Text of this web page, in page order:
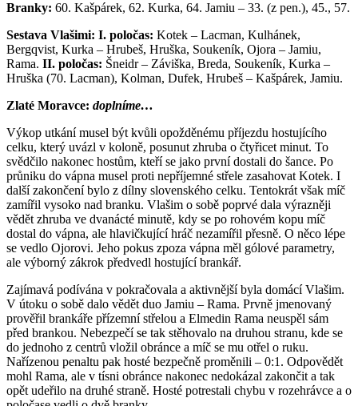
Branky: 60. Kašpárek, 62. Kurka, 64. Jamiu – 33. (z pen.), 45., 57.
Sestava Vlašimi: I. poločas: Kotek – Lacman, Kulhánek,
Bergqvist, Kurka – Hrubeš, Hruška, Soukeník, Ojora – Jamiu,
Rama. II. poločas: Šneidr – Záviška, Breda, Soukeník, Kurka –
Hruška (70. Lacman), Kolman, Dufek, Hrubeš – Kašpárek, Jamiu.
Zlaté Moravce: doplníme…
Výkop utkání musel být kvůli opožděnému příjezdu hostujícího
celku, který uvázl v koloně, posunut zhruba o čtyřicet minut. To
svědčilo nakonec hostům, kteří se jako první dostali do šance. Po
průniku do vápna musel proti nepříjemné střele zasahovat Kotek. I
další zakončení bylo z dílny slovenského celku. Tentokrát však míč
zamířil vysoko nad branku. Vlašim o sobě poprvé dala výrazněji
vědět zhruba ve dvanácté minutě, kdy se po rohovém kopu míč
dostal do vápna, ale hlavičkující hráč nezamířil přesně. O něco lépe
se vedlo Ojorovi. Jeho pokus zpoza vápna měl gólové parametry,
ale výborný zákrok předvedl hostující brankář.
Zajímavá podívána v pokračovala a aktivnější byla domácí Vlašim.
V útoku o sobě dalo vědět duo Jamiu – Rama. Prvně jmenovaný
prověřil brankáře přízemní střelou a Elmedin Rama neuspěl sám
před brankou. Nebezpečí se tak stěhovalo na druhou stranu, kde se
do jednoho z centrů vložil obránce a míč se mu otřel o ruku.
Nařízenou penaltu pak hosté bezpečně proměnili – 0:1. Odpovědět
mohl Rama, ale v tísni obránce nakonec nedokázal zakončit a tak
opět udeřilo na druhé straně. Hosté potrestali chybu v rozehrávce a o